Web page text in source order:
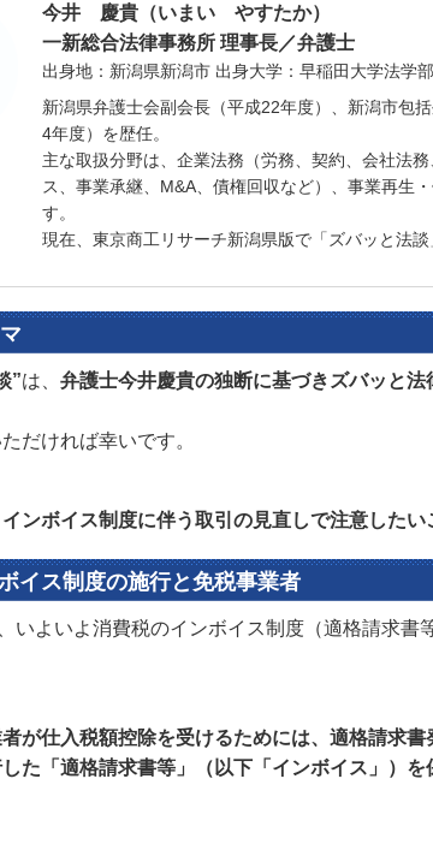
今井 慶貴 （いまい やすたか）
一新総合法律事務所 理事長／弁護士
出身地：新潟県新潟市 出身大学：早稲田大学法学部
新潟県弁護士会副会長（平成22年度）、新潟市包
4年度）を歴任。
主な取扱分野は、企業法務（労務、契約、会社法
ス、事業承継、M&A、債権回収など）、事業再生
す。
現在、東京商工リサーチ新潟県版で「ズバッと法談
”は、 弁護士今井慶貴の独断に基づきズバッと法
だければ幸いです。
インボイス制度に伴う取引の見直しで注意したい
イス制度の施行と免税事業者
いよいよ消費税のインボイス制度（適格請求書
が仕入税額控除を受けるためには、適格請求
た「適格請求書等」（以下「インボイス」）